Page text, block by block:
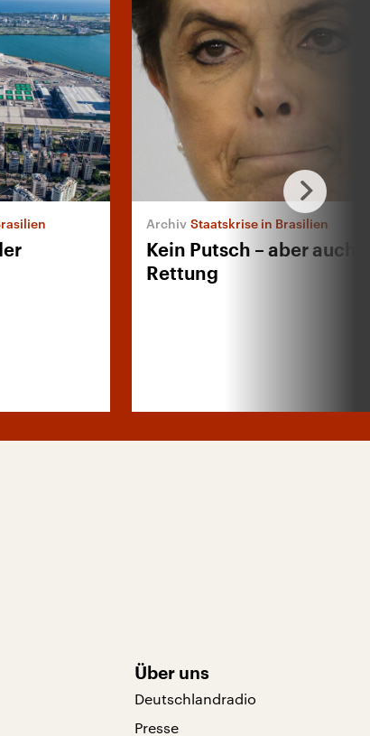
Staatskrise in Brasilien
Kein Putsch – aber auch
Rettung
Über uns
Deutschlandradio
Presse